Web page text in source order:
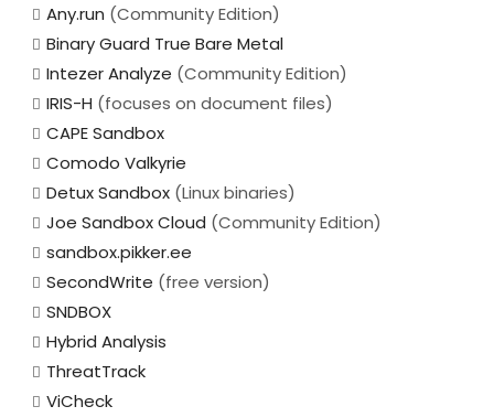
Any.run (Community Edition)
Binary Guard True Bare Metal
Intezer Analyze (Community Edition)
IRIS-H (focuses on document files)
CAPE Sandbox
Comodo Valkyrie
Detux Sandbox(Linux binaries)
Joe Sandbox Cloud (Community Edition)
sandbox.pikker.ee
SecondWrite (free version)
SNDBOX
Hybrid Analysis
ThreatTrack
ViCheck